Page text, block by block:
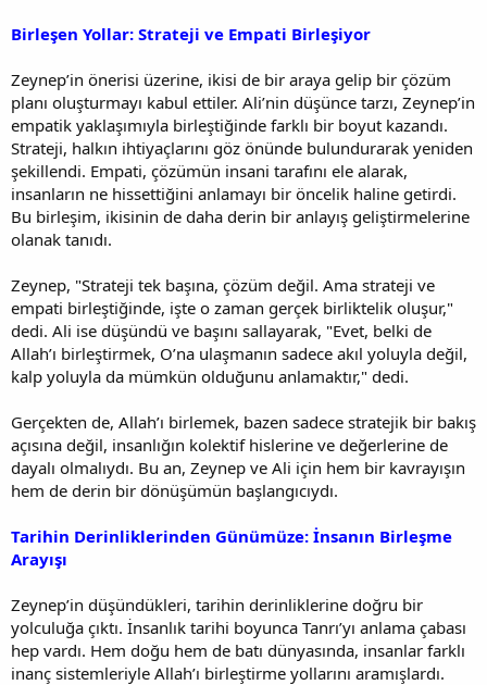
Birleşen Yollar: Strateji ve Empati Birleşiyor
Zeynep’in önerisi üzerine, ikisi de bir araya gelip bir çözüm
planı oluşturmayı kabul ettiler. Ali’nin düşünce tarzı, Zeynep’in
empatik yaklaşımıyla birleştiğinde farklı bir boyut kazandı.
Strateji, halkın ihtiyaçlarını göz önünde bulundurarak yeniden
şekillendi. Empati, çözümün insani tarafını ele alarak,
insanların ne hissettiğini anlamayı bir öncelik haline getirdi.
Bu birleşim, ikisinin de daha derin bir anlayış geliştirmelerine
olanak tanıdı.
Zeynep, "Strateji tek başına, çözüm değil. Ama strateji ve
empati birleştiğinde, işte o zaman gerçek birliktelik oluşur,"
dedi. Ali ise düşündü ve başını sallayarak, "Evet, belki de
Allah’ı birleştirmek, O’na ulaşmanın sadece akıl yoluyla değil,
kalp yoluyla da mümkün olduğunu anlamaktır," dedi.
Gerçekten de, Allah’ı birlemek, bazen sadece stratejik bir bakış
açısına değil, insanlığın kolektif hislerine ve değerlerine de
dayalı olmalıydı. Bu an, Zeynep ve Ali için hem bir kavrayışın
hem de derin bir dönüşümün başlangıcıydı.
Tarihin Derinliklerinden Günümüze: İnsanın Birleşme
Arayışı
Zeynep’in düşündükleri, tarihin derinliklerine doğru bir
yolculuğa çıktı. İnsanlık tarihi boyunca Tanrı’yı anlama çabası
hep vardı. Hem doğu hem de batı dünyasında, insanlar farklı
inanç sistemleriyle Allah’ı birleştirme yollarını aramışlardı.